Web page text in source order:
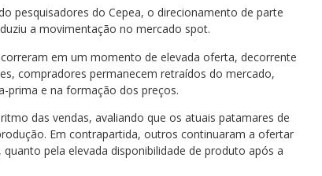
pesquisadores do Cepea, o direcionamento de parte
a movimentação no mercado spot.
em um momento de elevada oferta, decorrente
compradores permanecem retraídos do mercado,
prima e na formação dos preços.
das vendas, avaliando que os atuais patamares de
Em contrapartida, outros continuaram a ofertar
pela elevada disponibilidade de produto após a